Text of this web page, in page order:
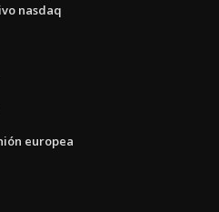
nasdaq
europea